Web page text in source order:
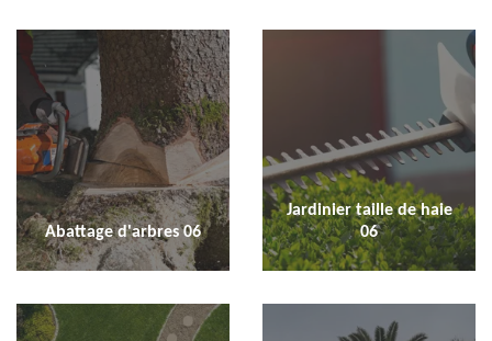
Abattage d'arbres 06
Jardinier taille de haie
06